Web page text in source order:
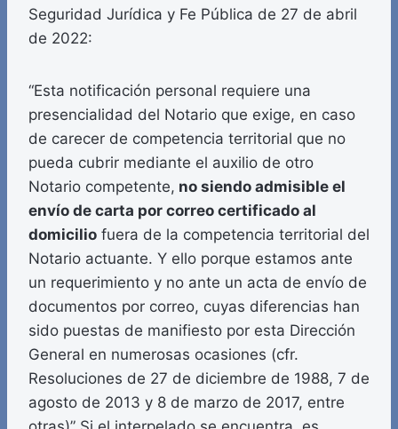
Seguridad Jurídica y Fe Pública de 27 de abril
de 2022:
“Esta notificación personal requiere una
presencialidad del Notario que exige, en caso
de carecer de competencia territorial que no
pueda cubrir mediante el auxilio de otro
Notario competente, no siendo admisible el
envío de carta por correo certificado al
domicilio fuera de la competencia territorial del
Notario actuante. Y ello porque estamos ante
un requerimiento y no ante un acta de envío de
documentos por correo, cuyas diferencias han
sido puestas de manifiesto por esta Dirección
General en numerosas ocasiones (cfr.
Resoluciones de 27 de diciembre de 1988, 7 de
agosto de 2013 y 8 de marzo de 2017, entre